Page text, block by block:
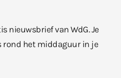
nieuwsbrief van WdG. Je
het middaguur in je